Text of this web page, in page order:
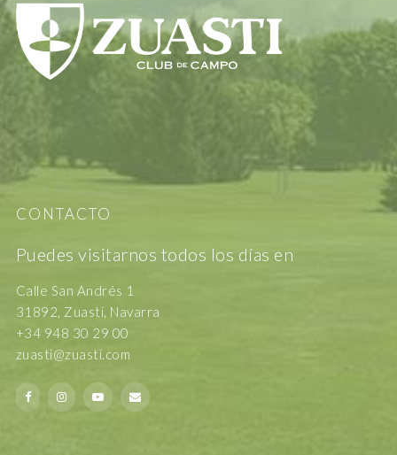
CONTACTO
Puedes visitarnos todos los días en
Calle San Andrés 1
31892, Zuasti, Navarra
+34 948 30 29 00
zuasti@zuasti.com